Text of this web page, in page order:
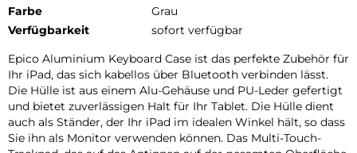
Farbe
Grau
Verfügbarkeit
sofort verfügbar
Epico Aluminium Keyboard Case ist das perfekte Zubehör für
Ihr iPad, das sich kabellos über Bluetooth verbinden lässt.
Die Hülle ist aus einem Alu-Gehäuse und PU-Leder gefertigt
und bietet zuverlässigen Halt für Ihr Tablet. Die Hülle dient
auch als Ständer, der Ihr iPad im idealen Winkel hält, so dass
Sie ihn als Monitor verwenden können. Das Multi-Touch-